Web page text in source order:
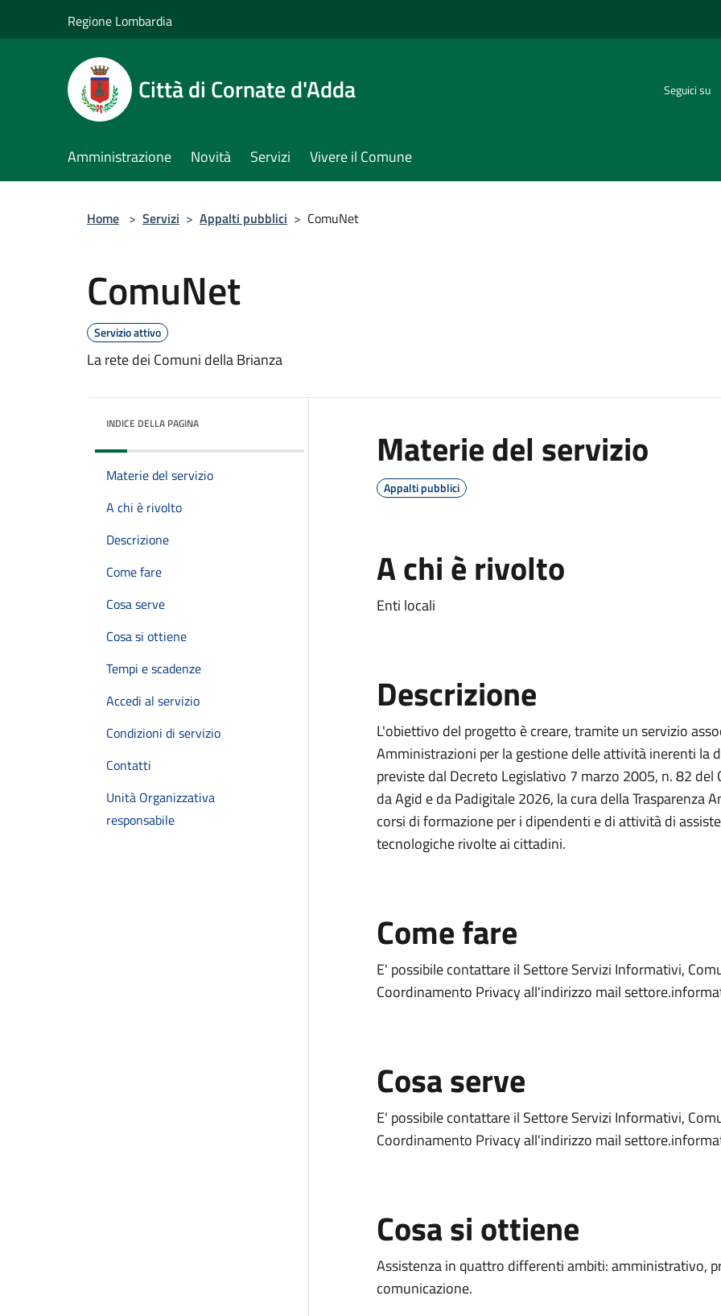
Regione Lombardia
Città di Cornate d'Adda Seguici su
Amministrazione Novità Servizi Vivere il Comune
Home > Servizi > Appalti pubblici > ComuNet
ComuNet
Servizio attivo
La rete dei Comuni della Brianza
INDICE DELLA PAGINA
Materie del servizio
A chi è rivolto
Descrizione
Come fare
Cosa serve
Cosa si ottiene
Tempi e scadenze
Accedi al servizio
Condizioni di servizio
Contatti
Unità Organizzativa
responsabile
Materie del servizio
Appalti pubblici
A chi è rivolto
Enti locali
Descrizione
L'obiettivo del progetto è creare, tramite un servizio
Amministrazioni per la gestione delle attività inerenti la
previste dal Decreto Legislativo 7 marzo 2005, n. 82
da Agid e da Padigitale 2026, la cura della Trasparenza
corsi di formazione per i dipendenti e di attività di
tecnologiche rivolte ai cittadini.
Come fare
E' possibile contattare il Settore Servizi Informativi,
Coordinamento Privacy all'indirizzo mail
Cosa serve
E' possibile contattare il Settore Servizi Informativi,
Coordinamento Privacy all'indirizzo mail
Cosa si ottiene
Assistenza in quattro differenti ambiti: amministrativo,
comunicazione.